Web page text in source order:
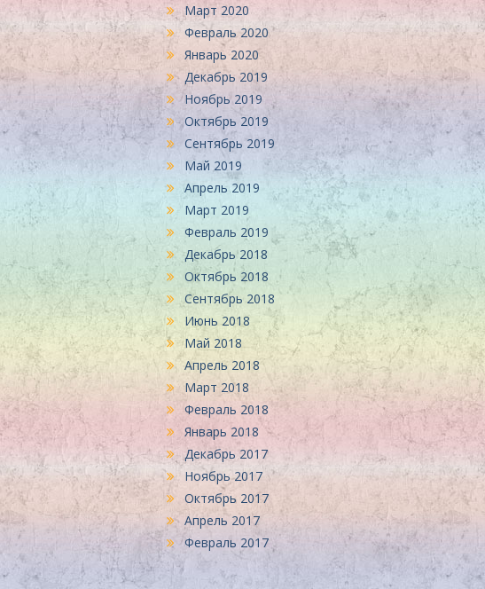
Март 2020
Февраль 2020
Январь 2020
Декабрь 2019
Ноябрь 2019
Октябрь 2019
Сентябрь 2019
Май 2019
Апрель 2019
Март 2019
Февраль 2019
Декабрь 2018
Октябрь 2018
Сентябрь 2018
Июнь 2018
Май 2018
Апрель 2018
Март 2018
Февраль 2018
Январь 2018
Декабрь 2017
Ноябрь 2017
Октябрь 2017
Апрель 2017
Февраль 2017